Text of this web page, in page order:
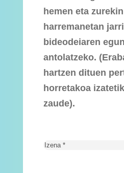
hemen eta zurekin
harremanetan
bideodeiaren
antolatzeko.
hartzen dituen
horretakoa
zaude).